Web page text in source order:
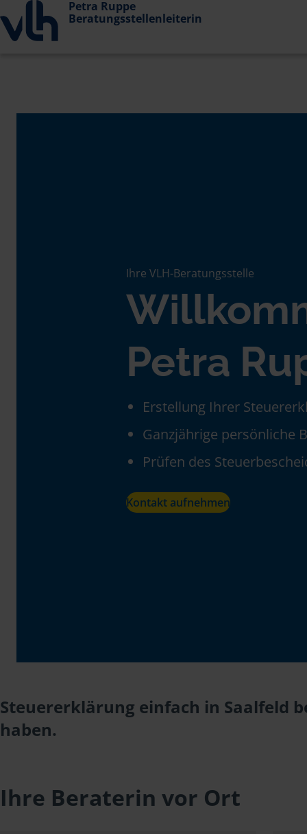
Petra Ruppe
Beratungsstellenleiterin
Ihre VLH-Beratungsstelle
Petra
Erstellung Ihrer
Ganzjährige persönliche
Prüfen des
Kontakt aufnehmen
Steuererklärung einfach in Saalfeld
haben.
Ihre Beraterin vor Ort